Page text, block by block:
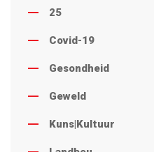
25
Covid-19
Gesondheid
Geweld
Kuns|Kultuur